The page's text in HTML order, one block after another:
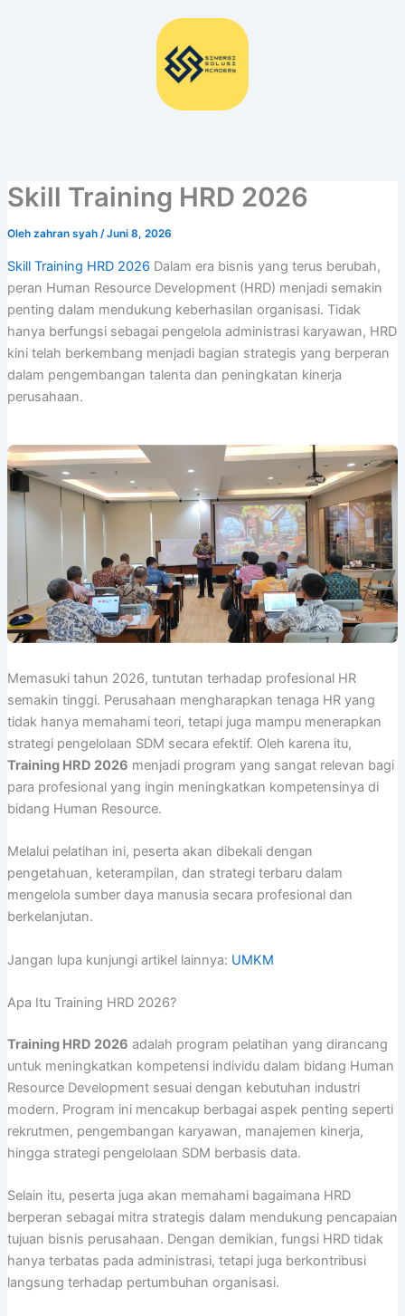
Skill Training HRD 2026
Oleh zahran syah /Juni 8, 2026
Skill Training HRD 2026 Dalam era bisnis yang terus berubah,
peran Human Resource Development (HRD) menjadi semakin
penting dalam mendukung keberhasilan organisasi. Tidak
hanya berfungsi sebagai pengelola administrasi karyawan, HRD
kini telah berkembang menjadi bagian strategis yang berperan
dalam pengembangan talenta dan peningkatan kinerja
perusahaan.
Memasuki tahun 2026, tuntutan terhadap profesional HR
semakin tinggi. Perusahaan mengharapkan tenaga HR yang
tidak hanya memahami teori, tetapi juga mampu menerapkan
strategi pengelolaan SDM secara efektif. Oleh karena itu,
Training HRD 2026 menjadi program yang sangat relevan bagi
para profesional yang ingin meningkatkan kompetensinya di
bidang Human Resource.
Melalui pelatihan ini, peserta akan dibekali dengan
pengetahuan, keterampilan, dan strategi terbaru dalam
mengelola sumber daya manusia secara profesional dan
berkelanjutan.
Jangan lupa kunjungi artikel lainnya: UMKM
Apa Itu Training HRD 2026?
Training HRD 2026 adalah program pelatihan yang dirancang
untuk meningkatkan kompetensi individu dalam bidang Human
Resource Development sesuai dengan kebutuhan industri
modern. Program ini mencakup berbagai aspek penting seperti
rekrutmen, pengembangan karyawan, manajemen kinerja,
hingga strategi pengelolaan SDM berbasis data.
Selain itu, peserta juga akan memahami bagaimana HRD
berperan sebagai mitra strategis dalam mendukung pencapaian
tujuan bisnis perusahaan. Dengan demikian, fungsi HRD tidak
hanya terbatas pada administrasi, tetapi juga berkontribusi
langsung terhadap pertumbuhan organisasi.